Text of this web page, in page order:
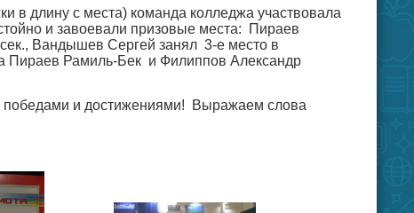
в длину с места) команда колледжа участвовала
и завоевали призовые места: Пираев
Вандышев Сергей занял 3-е место в
Пираев Рамиль-Бек и Филиппов Александр
и достижениями! Выражаем слова